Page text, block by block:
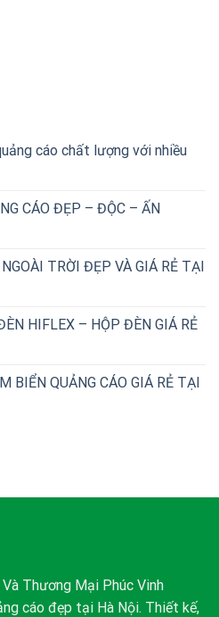
cáo chất lượng với nhiều
CÁO ĐẸP – ĐỘC – ẤN
TRỜI ĐẸP VÀ GIÁ RẺ TẠI
HIFLEX – HỘP ĐÈN GIÁ RẺ
BIỂN QUẢNG CÁO GIÁ RẺ TẠI
Thương Mại Phúc Vinh
cáo đẹp tại Hà Nội. Thiết kế,